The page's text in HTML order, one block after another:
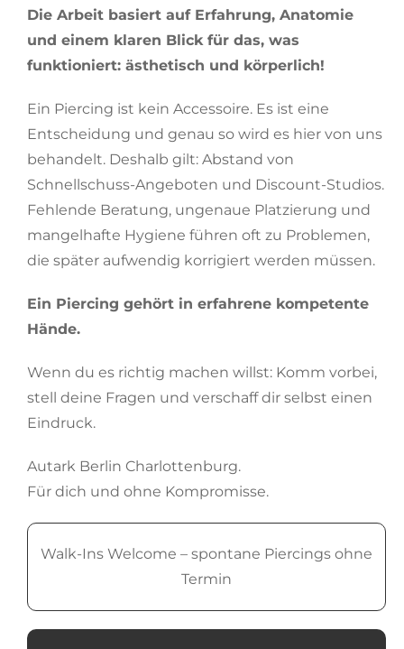
Die Arbeit basiert auf Erfahrung, Anatomie
und einem klaren Blick für das, was
funktioniert: ästhetisch und körperlich!
Ein Piercing ist kein Accessoire. Es ist eine
Entscheidung und genau so wird es hier von uns
behandelt. Deshalb gilt: Abstand von
Schnellschuss-Angeboten und Discount-Studios.
Fehlende Beratung, ungenaue Platzierung und
mangelhafte Hygiene führen oft zu Problemen,
die später aufwendig korrigiert werden müssen.
Ein Piercing gehört in erfahrene kompetente
Hände.
Wenn du es richtig machen willst: Komm vorbei,
stell deine Fragen und verschaff dir selbst einen
Eindruck.
Autark Berlin Charlottenburg.
Für dich und ohne Kompromisse.
Walk-Ins Welcome – spontane Piercings ohne
Termin